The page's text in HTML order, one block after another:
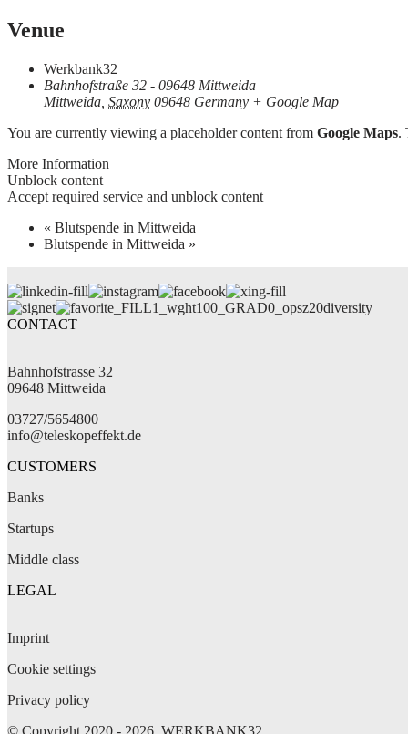
Venue
Werkbank32
Bahnhofstraße 32 - 09648 Mittweida
Mittweida Saxony 09648 Germany + Google Map
You are currently viewing a placeholder content from Google Maps.
More Information
Unblock content
Accept required service and unblock content
« Blutspende in Mittweida
Blutspende in Mittweida »
diversity
CONTACT
Bahnhofstrasse 32
09648 Mittweida
03727/5654800
info@teleskopeffekt.de
CUSTOMERS
Banks
Startups
Middle class
LEGAL
Imprint
Cookie settings
Privacy policy
© Copyright 2020 - 2026, WERKBANK32